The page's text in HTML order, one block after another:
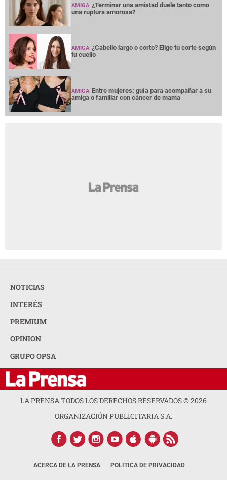
AMIGA ¿Terminar una amistad duele tanto como
una ruptura amorosa?
AMIGA ¿Cabello largo o corto? Elige tu corte según
tu cuello
AMIGA Entre mujeres: guía para acompañar a su
amiga o familiar con cáncer de mama
NOTICIAS
INTERÉS
PREMIUM
OPINION
GRUPO OPSA
LA PRENSA TODOS LOS DERECHOS RESERVADOS ©2026
ORGANIZACIÓN PUBLICITARIA S.A.
ACERCA DE LA PRENSA POLÍTICA DE PRIVACIDAD